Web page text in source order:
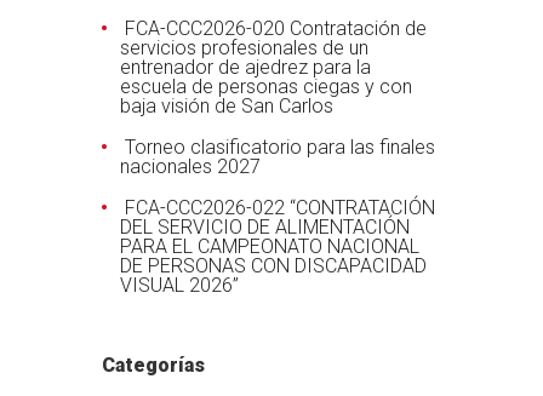
FCA-CCC2026-020 Contratación de
servicios profesionales de un
entrenador de ajedrez para la
escuela de personas ciegas y con
baja visión de San Carlos
Torneo clasificatorio para las finales
nacionales 2027
FCA-CCC2026-022 “CONTRATACIÓN
DEL SERVICIO DE ALIMENTACIÓN
PARA EL CAMPEONATO NACIONAL
DE PERSONAS CON DISCAPACIDAD
VISUAL 2026”
Categorías